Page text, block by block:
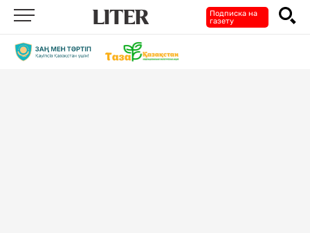
Подписка на
газету